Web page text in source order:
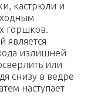
кастрюли и
горшков.
является
излишней
или
снизу в ведре
наступает